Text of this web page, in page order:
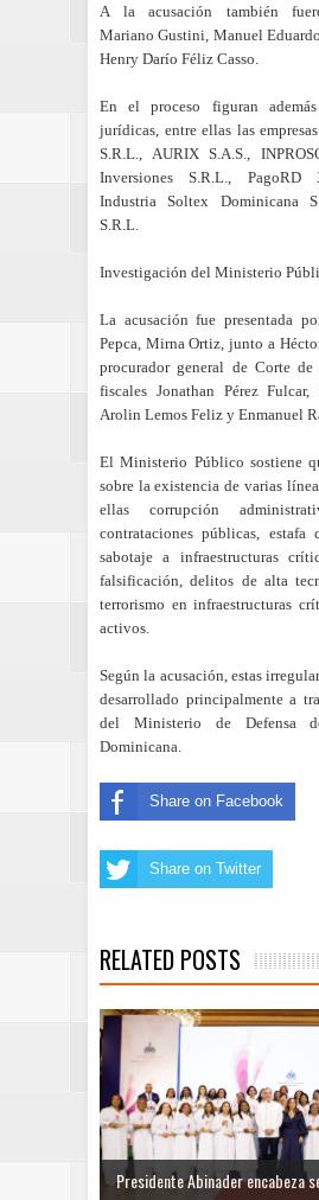
A la acusación también
Mariano Gustini, Manuel
Henry Darío Féliz Casso.
En el proceso figuran además
jurídicas, entre ellas las
S.R.L., AURIX S.A.S.,
Inversiones S.R.L., PagoRD
Industria Soltex Dominicana
S.R.L.
Investigación del Ministerio
La acusación fue presentada
Pepca, Mirna Ortiz, junto a
procurador general de Corte
fiscales Jonathan Pérez
Arolin Lemos Feliz y Enmanuel
El Ministerio Público sostiene
sobre la existencia de varias
ellas corrupción
contrataciones públicas, estafa
sabotaje a infraestructuras
falsificación, delitos de alta
terrorismo en infraestructuras
activos.
Según la acusación, estas
desarrollado principalmente a
del Ministerio de Defensa
Dominicana.
Share on Facebook
Share on Twitter
RELATED POSTS
Presidente Abinader encabeza